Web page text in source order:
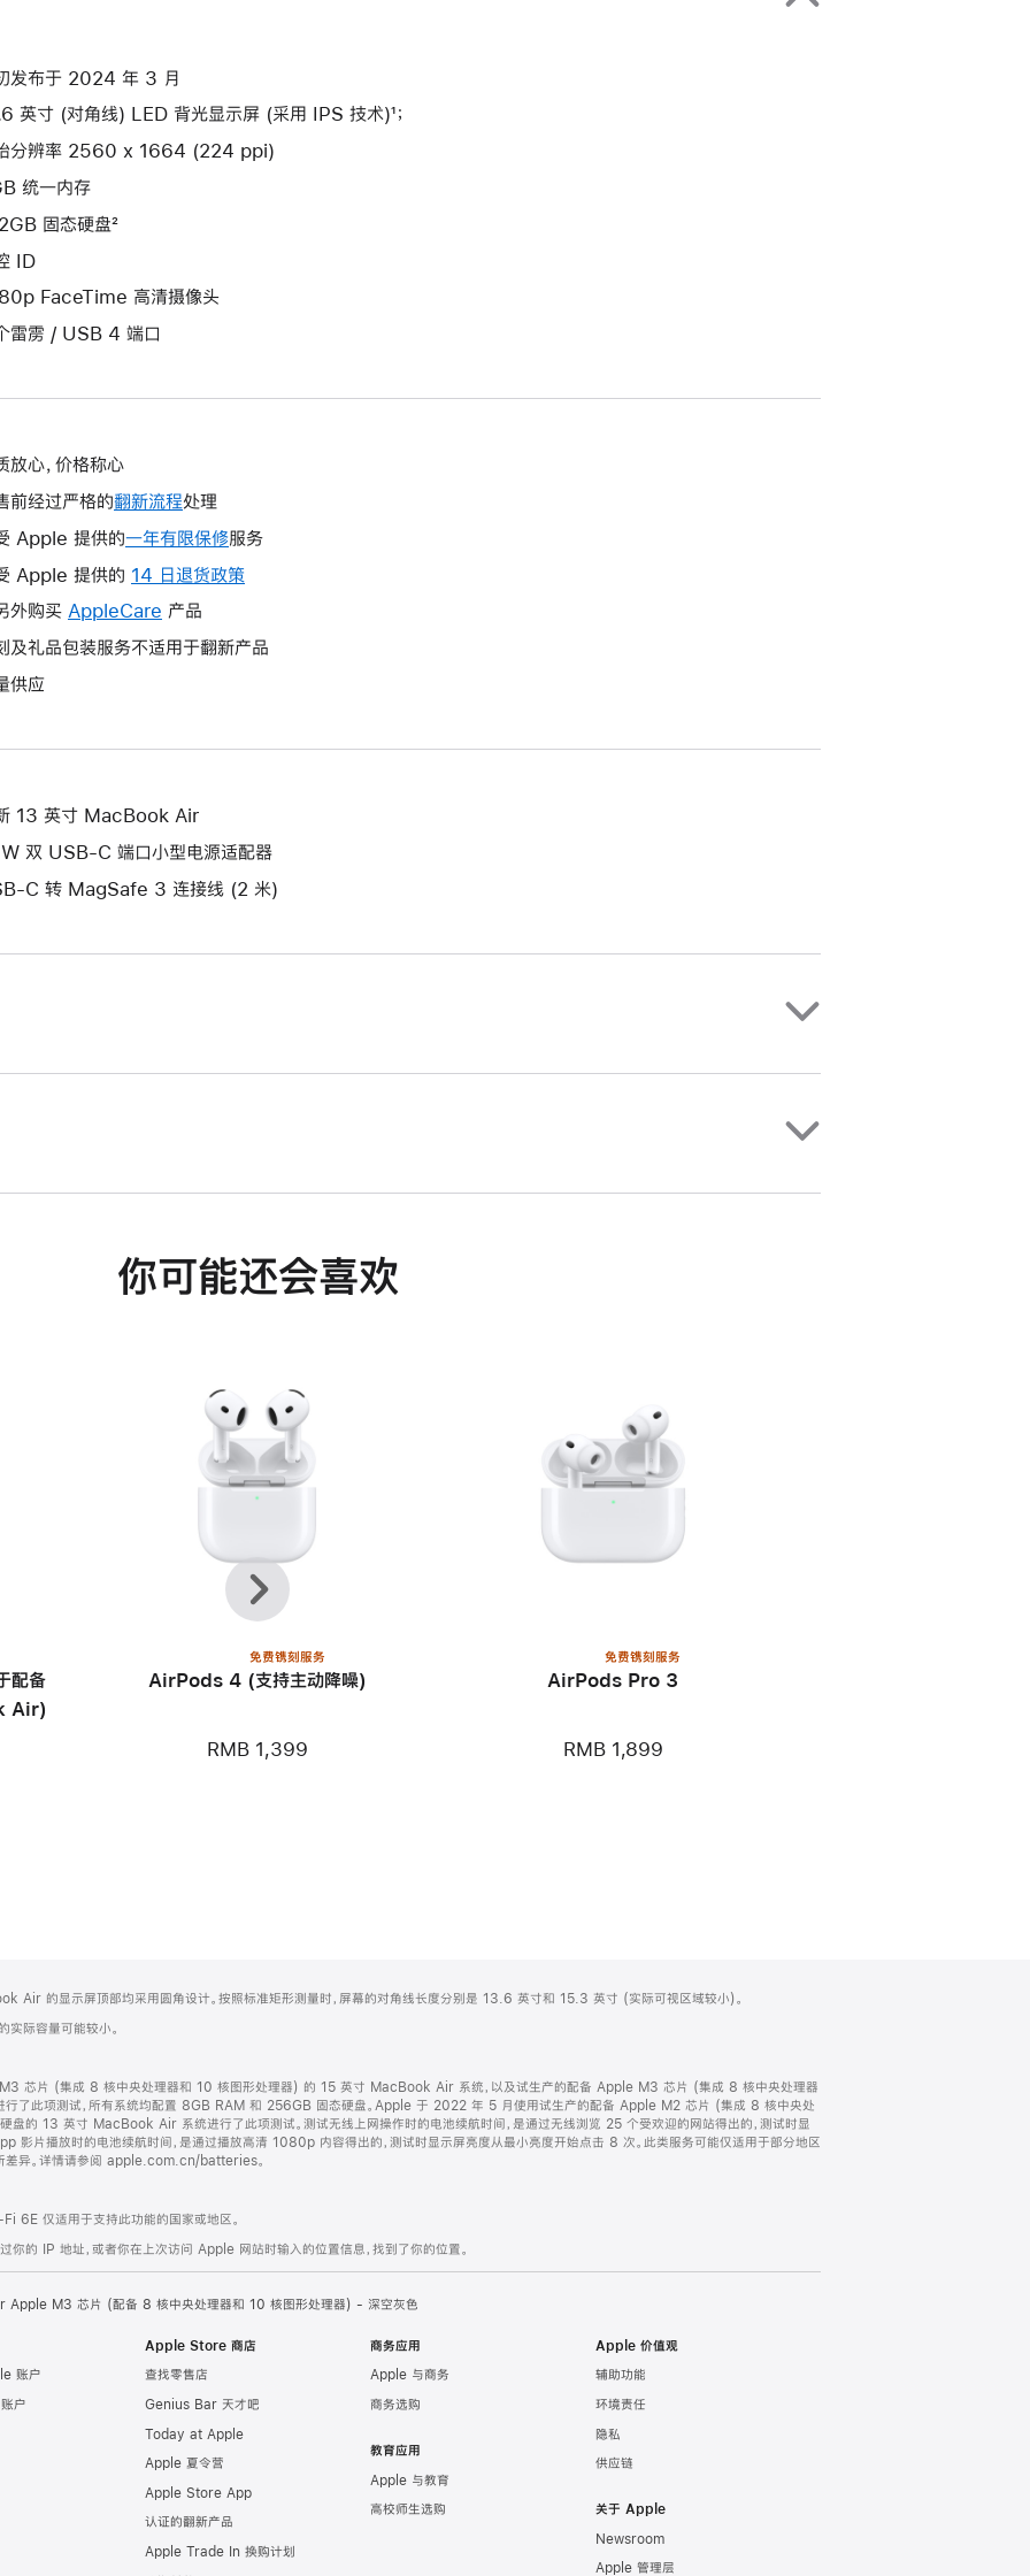
发布于 2024 年 3 月
英寸 (对角线) LED 背光显示屏 (采用 IPS 技术)¹；
分辨率 2560 x 1664 (224 ppi)
统一内存
固态硬盘²
ID
FaceTime 高清摄像头
雷雳 / USB 4 端口
放心，价格称心
前经过严格的翻新流程处理
Apple 提供的一年有限保修此
操
打
服务
Apple 提供的 14 日退货政策
将
新
外购买 AppleCare 此
操
开
的
窗
产品
及礼品包装服务不适用于翻新产品
供应
13 英寸 MacBook Air
双 USB-C 端口小型电源适配器
C 转 MagSafe 3 连接线 (2 米)
你可能还会喜欢
配备
Air)
免费镌刻服务
AirPods 4 (支持主动降噪)
RMB 1,399
免费镌刻服务
AirPods Pro 3
RMB 1,899
上
一
个
下
一
个
Air 的显示屏顶部均采用圆角设计。按照标准矩形测量时，屏幕的对角线长度分别是 13.6 英寸和 15.3 英寸 (实际可视区域较小)。
际容量可能较小。
芯片 (集成 8 核中央处理器和 10 核图形处理器) 的 15 英寸 MacBook Air 系统，以及试生产的配备 Apple M3 芯片 (集成 8 核中央处理器
了此项测试，所有系统均配置 8GB RAM 和 256GB 固态硬盘。Apple 于 2022 年 5 月使用试生产的配备 Apple M2 芯片 (集成 8 核中央处
的 13 英寸 MacBook Air 系统进行了此项测试。测试无线上网操作时的电池续航时间，是通过无线浏览 25 个受欢迎的网站得出的，测试时显
影片播放时的电池续航时间，是通过播放高清 1080p 内容得出的，测试时显示屏亮度从最小亮度开始点击 8 次。此类服务可能仅适用于部分地区
差异。详情请参阅 apple.com.cn/batteries。
6E 仅适用于支持此功能的国家或地区。
你的 IP 地址，或者你在上次访问 Apple 网站时输入的位置信息，找到了你的位置。
M3 芯片 (配备 8 核中央处理器和 10 核图形处理器) - 深空灰色
账户
户
Apple Store 商店
查找零售店
Genius Bar 天才吧
Today at Apple
Apple 夏令营
Apple Store App
认证的翻新产品
Apple Trade In 换购计划
商务应用
Apple 与商务
商务选购
教育应用
Apple 与教育
高校师生选购
Apple 价值观
辅助功能
环境责任
隐私
供应链
关于 Apple
Newsroom
Apple 管理层